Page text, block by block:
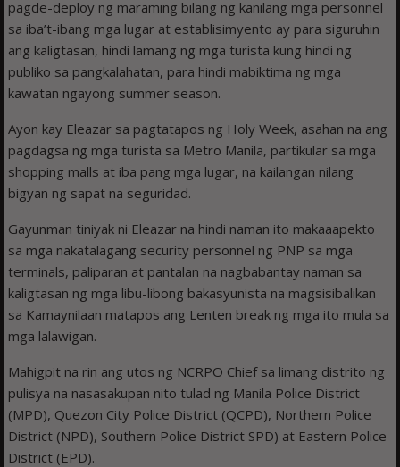
pagde-deploy ng maraming bilang ng kanilang mga personnel
sa iba’t-ibang mga lugar at establisimyento ay para siguruhin
ang kaligtasan, hindi lamang ng mga turista kung hindi ng
publiko sa pangkalahatan, para hindi mabiktima ng mga
kawatan ngayong summer season.
Ayon kay Eleazar sa pagtatapos ng Holy Week, asahan na ang
pagdagsa ng mga turista sa Metro Manila, partikular sa mga
shopping malls at iba pang mga lugar, na kailangan nilang
bigyan ng sapat na seguridad.
Gayunman tiniyak ni Eleazar na hindi naman ito makaaapekto
sa mga nakatalagang security personnel ng PNP sa mga
terminals, paliparan at pantalan na nagbabantay naman sa
kaligtasan ng mga libu-libong bakasyunista na magsisibalikan
sa Kamaynilaan matapos ang Lenten break ng mga ito mula sa
mga lalawigan.
Mahigpit na rin ang utos ng NCRPO Chief sa limang distrito ng
pulisya na nasasakupan nito tulad ng Manila Police District
(MPD), Quezon City Police District (QCPD), Northern Police
District (NPD), Southern Police District SPD) at Eastern Police
District (EPD).